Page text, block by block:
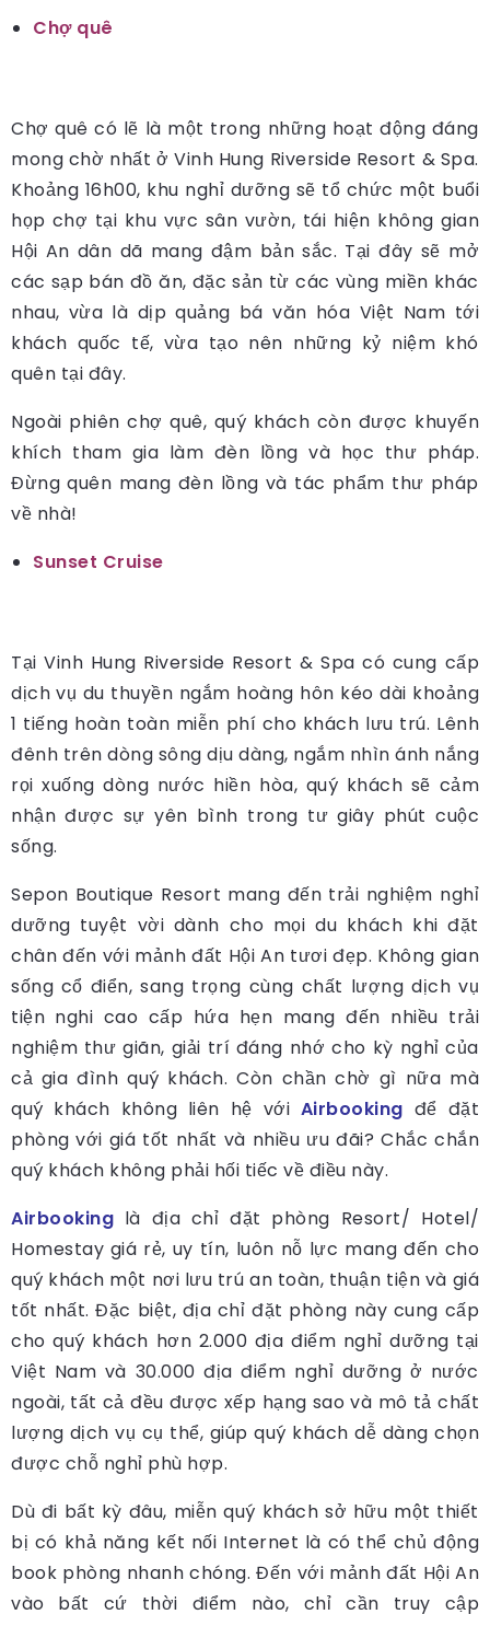
Chợ quê
Chợ quê có lẽ là một trong những hoạt động đáng
mong chờ nhất ở Vinh Hung Riverside Resort & Spa.
Khoảng 16h00, khu nghỉ dưỡng sẽ tổ chức một buổi
họp chợ tại khu vực sân vườn, tái hiện không gian
Hội An dân dã mang đậm bản sắc. Tại đây sẽ mở
các sạp bán đồ ăn, đặc sản từ các vùng miền khác
nhau, vừa là dịp quảng bá văn hóa Việt Nam tới
khách quốc tế, vừa tạo nên những kỷ niệm khó
quên tại đây.
Ngoài phiên chợ quê, quý khách còn được khuyến
khích tham gia làm đèn lồng và học thư pháp.
Đừng quên mang đèn lồng và tác phẩm thư pháp
về nhà!
Sunset Cruise
Tại Vinh Hung Riverside Resort & Spa có cung cấp
dịch vụ du thuyền ngắm hoàng hôn kéo dài khoảng
1 tiếng hoàn toàn miễn phí cho khách lưu trú. Lênh
đênh trên dòng sông dịu dàng, ngắm nhìn ánh nắng
rọi xuống dòng nước hiền hòa, quý khách sẽ cảm
nhận được sự yên bình trong tư giây phút cuộc
sống.
Sepon Boutique Resort mang đến trải nghiệm nghỉ
dưỡng tuyệt vời dành cho mọi du khách khi đặt
chân đến với mảnh đất Hội An tươi đẹp. Không gian
sống cổ điển, sang trọng cùng chất lượng dịch vụ
tiện nghi cao cấp hứa hẹn mang đến nhiều trải
nghiệm thư giãn, giải trí đáng nhớ cho kỳ nghỉ của
cả gia đình quý khách. Còn chần chờ gì nữa mà
quý khách không liên hệ với Airbooking để đặt
phòng với giá tốt nhất và nhiều ưu đãi? Chắc chắn
quý khách không phải hối tiếc về điều này.
Airbooking là địa chỉ đặt phòng Resort/ Hotel/
Homestay giá rẻ, uy tín, luôn nỗ lực mang đến cho
quý khách một nơi lưu trú an toàn, thuận tiện và giá
tốt nhất. Đặc biệt, địa chỉ đặt phòng này cung cấp
cho quý khách hơn 2.000 địa điểm nghỉ dưỡng tại
Việt Nam và 30.000 địa điểm nghỉ dưỡng ở nước
ngoài, tất cả đều được xếp hạng sao và mô tả chất
lượng dịch vụ cụ thể, giúp quý khách dễ dàng chọn
được chỗ nghỉ phù hợp.
Dù đi bất kỳ đâu, miễn quý khách sở hữu một thiết
bị có khả năng kết nối Internet là có thể chủ động
book phòng nhanh chóng. Đến với mảnh đất Hội An
vào bất cứ thời điểm nào, chỉ cần truy cập